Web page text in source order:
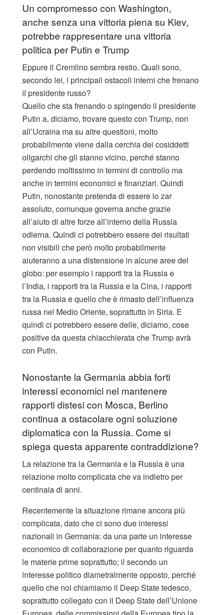
Un compromesso con Washington,
anche senza una vittoria piena su Kiev,
potrebbe rappresentare una vittoria
politica per Putin e Trump
Eppure il Cremlino sembra restio. Quali sono,
secondo lei, i principali ostacoli interni che frenano
il presidente russo?
Quello che sta frenando o spingendo il presidente
Putin a, diciamo, trovare questo con Trump, non
all’Ucraina ma su altre questioni, molto
probabilmente viene dalla cerchia dei cosiddetti
oligarchi che gli stanno vicino, perché stanno
perdendo moltissimo in termini di controllo ma
anche in termini economici e finanziari. Quindi
Putin, nonostante pretenda di essere lo zar
assoluto, comunque governa anche grazie
all’aiuto di altre forze all’interno della Russia
odierna. Quindi ci potrebbero essere dei risultati
non visibili che però molto probabilmente
aiuteranno a una distensione in alcune aree del
globo: per esempio i rapporti tra la Russia e
l’India, i rapporti tra la Russia e la Cina, i rapporti
tra la Russia e quello che è rimasto dell’influenza
russa nel Medio Oriente, soprattutto in Siria. E
quindi ci potrebbero essere delle, diciamo, cose
positive da questa chiacchierata che Trump avrà
con Putin.
Nonostante la Germania abbia forti
interessi economici nel mantenere
rapporti distesi con Mosca, Berlino
continua a ostacolare ogni soluzione
diplomatica con la Russia. Come si
spiega questa apparente contraddizione?
La relazione tra la Germania e la Russia è una
relazione molto complicata che va indietro per
centinaia di anni.
Recentemente la situazione rimane ancora più
complicata, dato che ci sono due interessi
nazionali in Germania: da una parte un interesse
economico di collaborazione per quanto riguarda
le materie prime soprattutto; il secondo un
interesse politico diametralmente opposto, perché
quello che noi chiamiamo il Deep State tedesco,
soprattutto collegato con il Deep State dell’Unione